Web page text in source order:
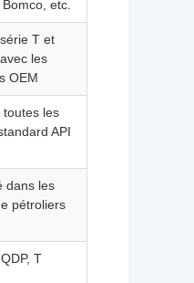
etc.
T et
les
OEM
toutes les
API
dans les
pétroliers
T